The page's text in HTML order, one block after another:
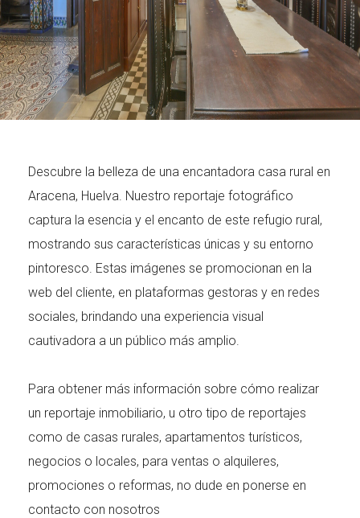
Descubre la belleza de una encantadora casa rural en
Aracena, Huelva. Nuestro reportaje fotográfico
captura la esencia y el encanto de este refugio rural,
mostrando sus características únicas y su entorno
pintoresco. Estas imágenes se promocionan en la
web del cliente, en plataformas gestoras y en redes
sociales, brindando una experiencia visual
cautivadora a un público más amplio.
Para obtener más información sobre cómo realizar
un reportaje inmobiliario, u otro tipo de reportajes
como de casas rurales, apartamentos turísticos,
negocios o locales, para ventas o alquileres,
promociones o reformas, no dude en ponerse en
contacto con nosotros